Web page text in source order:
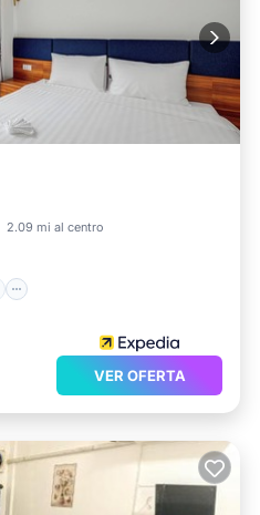
2.09 mi al centro
VER OFERTA